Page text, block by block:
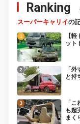
Ranking
スーパーキャリイの
【
ット
「
と持
「
も超
まく